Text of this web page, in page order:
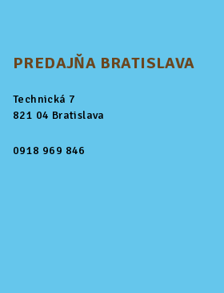
PREDAJŇA BRATISLAVA
Technická 7
821 04 Bratislava
0918 969 846